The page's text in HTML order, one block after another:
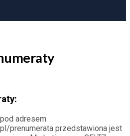
adresem
prenumerata przedstawiona jest